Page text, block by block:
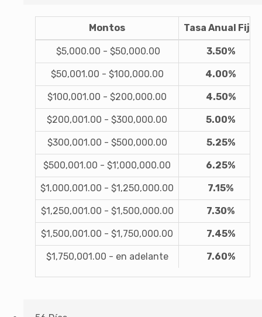
Montos Tasa Anual Fija
$5,000.00 - $50,000.00 3.50%
$50,001.00 - $100,000.00 4.00%
$100,001.00 - $200,000.00 4.50%
$200,001.00 - $300,000.00 5.00%
$300,001.00 - $500,000.00 5.25%
$500,001.00 - $1',000,000.00 6.25%
$1,000,001.00 - $1,250,000.00 7.15%
$1,250,001.00 - $1,500,000.00 7.30%
$1,500,001.00 - $1,750,000.00 7.45%
$1,750,001.00 - en adelante 7.60%